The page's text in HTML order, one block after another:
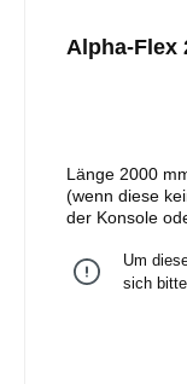
Alpha-Flex
Länge 2000
(wenn diese
der Konsole
Um
sich bitte